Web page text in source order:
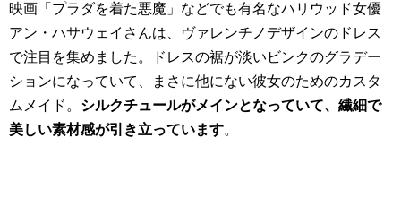
映画「プラダを着た悪魔」などでも有名なハリウッド女優
アン・ハサウェイさんは、ヴァレンチノデザインのドレス
で注目を集めました。ドレスの裾が淡いビンクのグラデー
ションになっていて、まさに他にない彼女のためのカスタ
ムメイド。 シルクチュールがメインとなっていて、繊細で
美しい素材感が引き立っています。